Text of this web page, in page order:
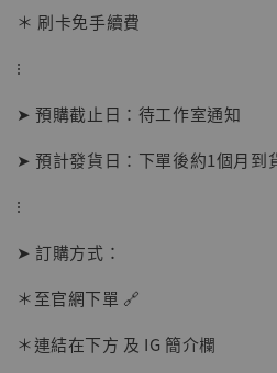
【店內現貨】海賊王 系
NT$ 1,870
＊ 刷卡免手續費
⁝
➤ 預購截止日：待工作室通知
➤ 預計發貨日：下單後約1個月到
⁝
➤ 訂購方式：
＊至官網下單 🔗
＊連結在下方 及 IG 簡介欄